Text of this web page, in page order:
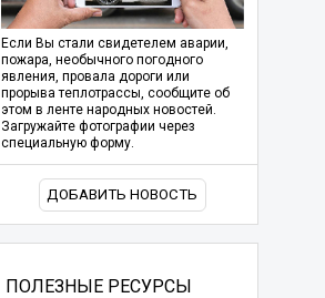
Если Вы стали свидетелем аварии,
пожара, необычного погодного
явления, провала дороги или
прорыва теплотрассы, сообщите об
этом в ленте народных новостей.
Загружайте фотографии через
специальную форму.
ДОБАВИТЬ НОВОСТЬ
ПОЛЕЗНЫЕ РЕСУРСЫ